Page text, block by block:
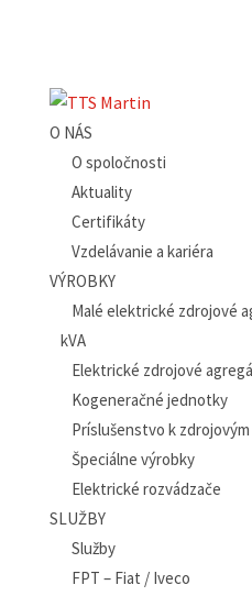
O NÁS
O spoločnosti
Aktuality
Certifikáty
Vzdelávanie a kariéra
VÝROBKY
Malé elektrické zdrojové
kVA
Elektrické zdrojové
Kogeneračné jednotky
Príslušenstvo k
Špeciálne výrobky
Elektrické rozvádzače
SLUŽBY
Služby
FPT – Fiat / Iveco